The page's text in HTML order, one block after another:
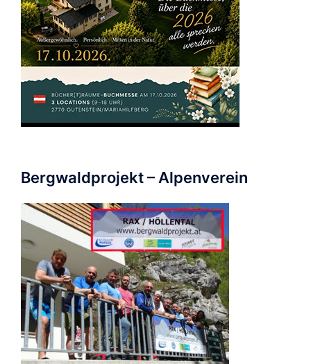
Bergwaldprojekt – Alpenverein